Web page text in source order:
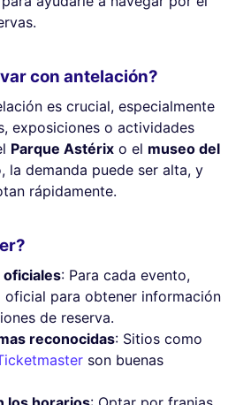
con antelación?
es crucial, especialmente
exposiciones o actividades
Parque Astérix o el museo del
la demanda puede ser alta, y
rápidamente.
: Para cada evento,
oficial para obtener información
de reserva.
reconocidas: Sitios como
son buenas